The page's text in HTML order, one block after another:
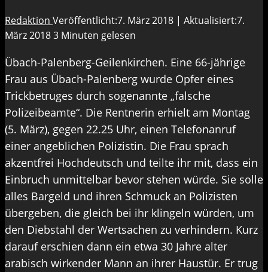
Redaktion Veröffentlicht:7. März 2018 | Aktualisiert:7.
März 20183 Minuten gelesen
Übach-Palenberg-Geilenkirchen. Eine 66-jährige
Frau aus Übach-Palenberg wurde Opfer eines
Trickbetruges durch sogenannte „falsche
Polizeibeamte“. Die Rentnerin erhielt am Montag
(5. März), gegen 22.25 Uhr, einen Telefonanruf
einer angeblichen Polizistin. Die Frau sprach
akzentfrei Hochdeutsch und teilte ihr mit, dass ein
Einbruch unmittelbar bevor stehen würde. Sie solle
alles Bargeld und ihren Schmuck an Polizisten
übergeben, die gleich bei ihr klingeln würden, um
den Diebstahl der Wertsachen zu verhindern. Kurz
darauf erschien dann ein etwa 30 Jahre alter
arabisch wirkender Mann an ihrer Haustür. Er trug